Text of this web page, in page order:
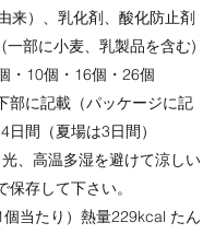
来）、乳化剤、酸化防止剤
(一部に小麦、乳製品を含む)
・10個・16個・26個
部に記載（パッケージに記
日間（夏場は3日間）
、高温多湿を避けて涼しい
保存して下さい。
当たり）熱量229kcal たん